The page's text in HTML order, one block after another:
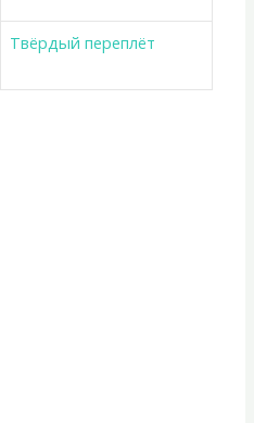
Твёрдый переплёт